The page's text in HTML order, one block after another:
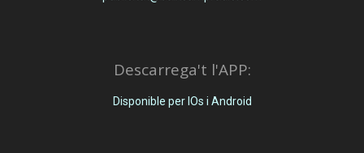
Descarrega't l'APP:
Disponible per IOs i Android